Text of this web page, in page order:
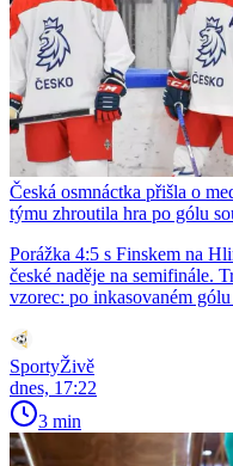
Česká osmnáctka přišla o
týmu zhroutila hra po gólu
Porážka 4:5 s Finskem na
české naděje na semifinále.
vzorec: po inkasovaném
SportyŽivě
dnes, 17:22
3 min